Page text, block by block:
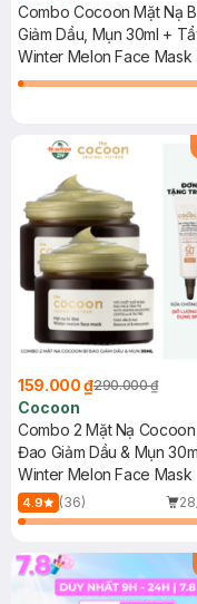
Combo Cocoon Mặt Nạ
Giảm Dầu, Mụn 30ml +
Chết Toàn Thân Cà Phê
Lắk 200ml
Winter Melon Face Mask
Dak Lak Coffee Body
159.000 ₫290.000 ₫
Cocoon
Combo 2 Mặt Nạ
Đao Giảm Dầu & Mụn
Winter Melon Face Mask
4.9 (36)